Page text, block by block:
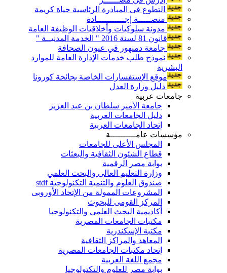
التطوع فى المبادرة الرئاسية حياة كريمة
منصـــــة إجـــــــــــادة
مدونة سلوكيات وأخلاقيات الوظيفة العامة
قانون 81 لسنة 2016 " الخدمة المدنيــة "
جامعة دمنهور في عيون الصحافة
نموذج طلب خدمات الإدارة العامة للموارد
البشرية
موقع الإستفسارات الخاصة بجائحة كورونا
دليل وزارة العدل
جامعات عربية
جامعة الأمير سلطان بن عبد العزيز
دليل الجامعات العربية
إتحاد الجامعات العربية
مؤسسات عامــــــــــة
المجلس الأعلى للجامعات
قطاع الشئون الثقافية والبعثات
بوابة مصر الرقمية
وزارة التعليم العالى والبحث العلمي
صندوق العلوم والتنمية التكنولوجية stdf
المشروعات الممولة من الإتحاد الأوروبى
المركز القومى للبحوث
أكاديمية البحث العلمى والتكنولوجيا
مكتبات الجامعات المصرية
مكتبة الإسكندرية
المعاهد والمراكز الثقافية
إتحاد مكتبات الجامعات المصرية
مجمع اللغة العربية
بوابة مصر للعلوم والتكتولوجيا